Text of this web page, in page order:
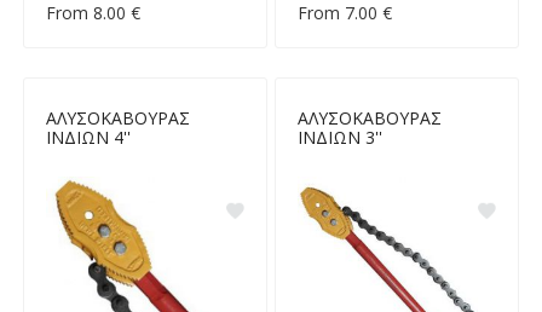
From 8.00 € From 7.00 €
ΑΛΥΣΟΚΑΒΟΥΡΑΣ
ΙΝΔΙΩΝ 4''
ΑΛΥΣΟΚΑΒΟΥΡΑΣ
ΙΝΔΙΩΝ 3''